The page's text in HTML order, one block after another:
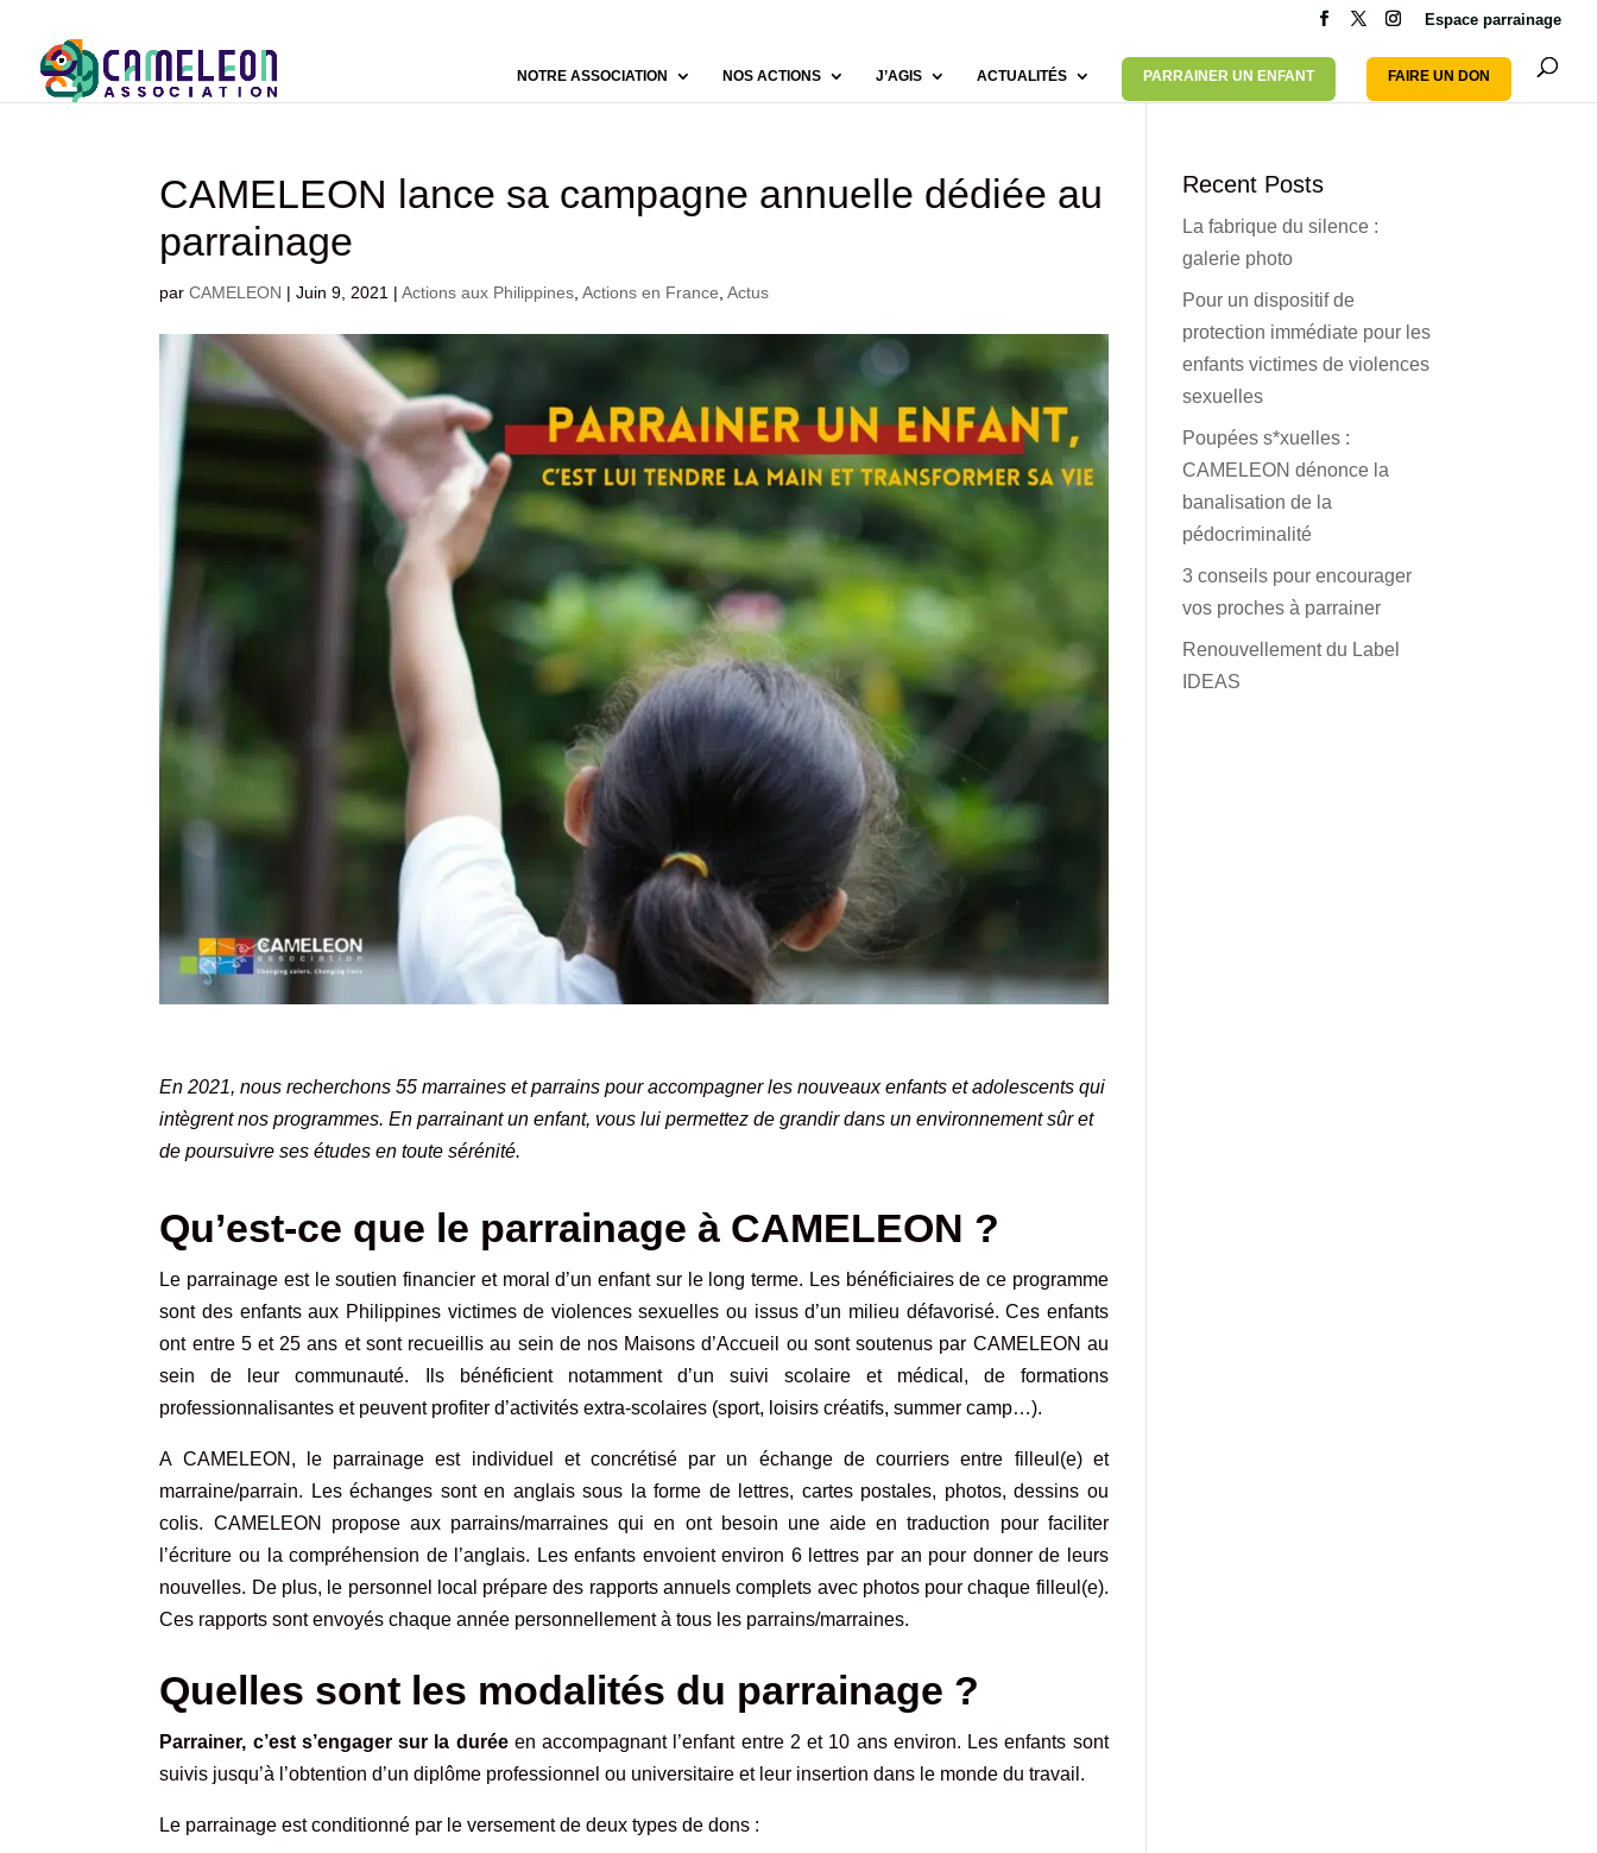
Espace parrainage
NOTRE ASSOCIATION NOS ACTIONS J’AGIS ACTUALITÉS PARRAINER UN ENFANT FAIRE UN DON
CAMELEON lance sa campagne annuelle dédiée au
parrainage
parCAMELEON |Juin 9, 2021 |Actions aux Philippines ,Actions en France ,Actus
En 2021, nous recherchons 55 marraines et parrains pour accompagner les nouveaux enfants et adolescents qui
intègrent nos programmes. En parrainant un enfant, vous lui permettez de grandir dans un environnement sûr et
de poursuivre ses études en toute sérénité.
Qu’est-ce que le parrainage à CAMELEON ?
Le parrainage est le soutien financier et moral d’un enfant sur le long terme. Les bénéficiaires de ce programme
sontdes enfants aux Philippines victimes de violences sexuelles ou issus d’un milieu défavorisé. Ces enfants
ont entre 5 et 25 ans et sont recueillis au sein de nos Maisons d’Accueil ou sont soutenus par CAMELEON au
sein de leur communauté. Ils bénéficient notamment d’un suivi scolaire et médical, de formations
professionnalisantes et peuvent profiter d’activités extra-scolaires (sport, loisirs créatifs, summer camp…).
A CAMELEON, le parrainage est individuel et concrétisé par un échange de courriers entre filleul(e) et
marraine/parrain. Les échanges sont en anglais sous la forme de lettres, cartes postales, photos, dessins ou
colis. CAMELEON propose aux parrains/marraines qui en ont besoin une aide en traduction pour faciliter
l’écriture ou la compréhension de l’anglais. Les enfants envoient environ 6 lettres par an pour donner de leurs
nouvelles. De plus, le personnel local prépare des rapports annuels complets avec photos pour chaque filleul(e).
Ces rapports sont envoyés chaque année personnellement à tous les parrains/marraines.
Quelles sont les modalités du parrainage ?
Parrainer, c’est s’engager sur la durée en accompagnant l’enfant entre 2 et 10 ans environ. Les enfants sont
suivis jusqu’à l’obtention d’un diplôme professionnel ou universitaire et leur insertion dans le monde du travail.
Le parrainage est conditionné par le versement de deux types de dons :
Recent Posts
La fabrique du silence :
galerie photo
Pour un dispositif de
protection immédiate pour les
enfants victimes de violences
sexuelles
Poupées s*xuelles :
CAMELEON dénonce la
banalisation de la
pédocriminalité
3 conseils pour encourager
vos proches à parrainer
Renouvellement du Label
IDEAS